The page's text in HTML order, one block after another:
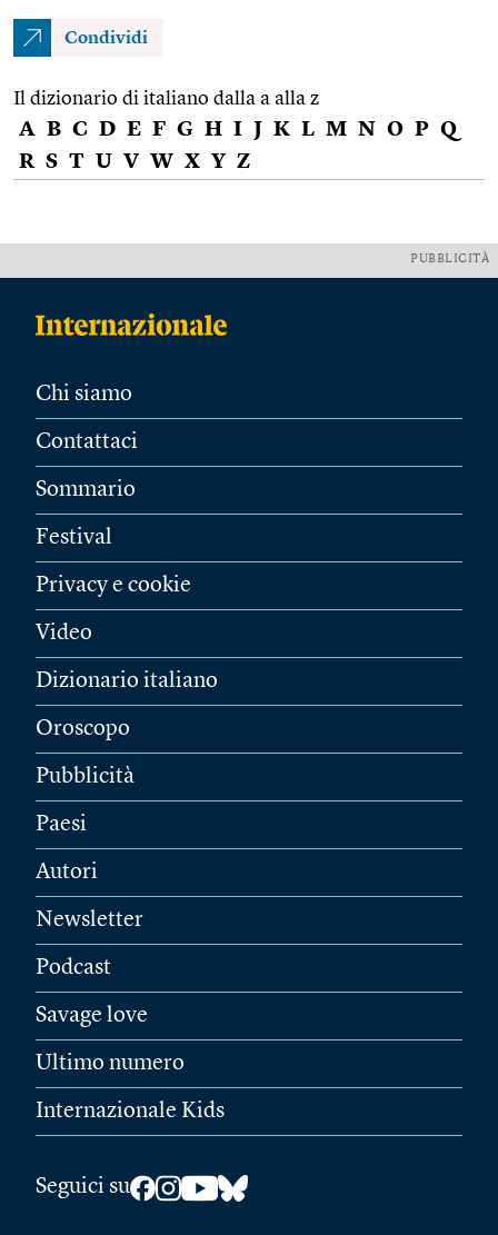
Condividi
Il dizionario di italiano dalla a alla z
A B C D E F G H I J K L M N O P Q
R S T U V W X Y Z
PUBBLICITÀ
Chi siamo
Contattaci
Sommario
Festival
Privacy e cookie
Video
Dizionario italiano
Oroscopo
Pubblicità
Paesi
Autori
Newsletter
Podcast
Savage love
Ultimo numero
Internazionale Kids
Seguici su